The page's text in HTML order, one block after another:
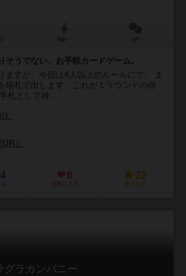
うでない、お手軽カードゲーム。
ますが、今回は4人以上のルールにて。 ま
場札で出します。これが１ラウンドの得
札として持...
）
6
お気に入り
32
持ってる
グラカンパニー